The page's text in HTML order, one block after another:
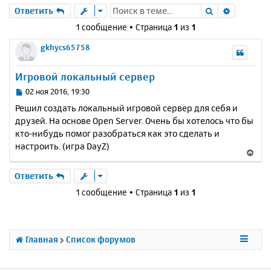
Ответить Поиск
1 сообщение • Страница 1 из 1
gkhycs65758
Игровой локальный сервер
С
о
б
щ
е
и
е
02 ноя 2016, 19:30
Решил создать локальный игровой сервер для себя и
друзей. На основе Open Server. Очень бы хотелось что бы
кто-нибудь помог разобраться как это сделать и
настроить. (игра DayZ)
е
с
н
Ответить
1 сообщение • Страница 1 из 1
Главная Список форумов